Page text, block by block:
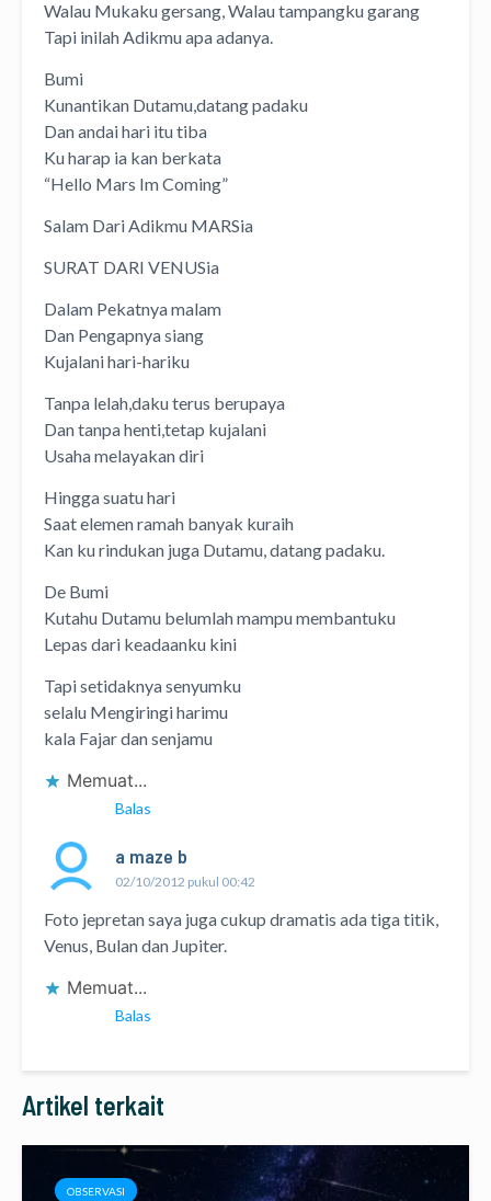
Walau Mukaku gersang, Walau tampangku garang
Tapi inilah Adikmu apa adanya.
Bumi
Kunantikan Dutamu,datang padaku
Dan andai hari itu tiba
Ku harap ia kan berkata
“Hello Mars Im Coming”
Salam Dari Adikmu MARSia
SURAT DARI VENUSia
Dalam Pekatnya malam
Dan Pengapnya siang
Kujalani hari-hariku
Tanpa lelah,daku terus berupaya
Dan tanpa henti,tetap kujalani
Usaha melayakan diri
Hingga suatu hari
Saat elemen ramah banyak kuraih
Kan ku rindukan juga Dutamu, datang padaku.
De Bumi
Kutahu Dutamu belumlah mampu membantuku
Lepas dari keadaanku kini
Tapi setidaknya senyumku
selalu Mengiringi harimu
kala Fajar dan senjamu
Memuat...
Balas
a maze b
02/10/2012 pukul 00:42
Foto jepretan saya juga cukup dramatis ada tiga titik,
Venus, Bulan dan Jupiter.
Memuat...
Balas
Artikel terkait
OBSERVASI